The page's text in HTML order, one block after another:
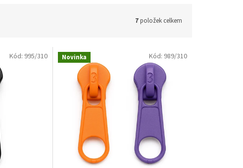
7položek celkem
Kód: 995/310 Novinka Kód: 989/310